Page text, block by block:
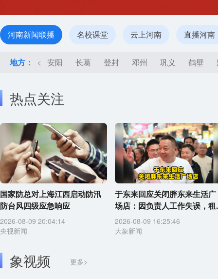
河南新闻联播 名校课堂 云上河南 直播河南
地方： < 安阳 长葛 登封 邓州 巩义 鹤壁
热点关注
国家防总对上海江西启动防汛
防台风四级应急响应
2026-08-09 20:04:14
央视新闻
于东来回应关闭胖东来生活广
场店：因负责人工作失误，租
2026-08-09 16:25:46
大象新闻
象视频 更多>